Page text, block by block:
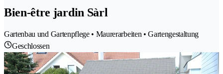
Bien-être jardin Sàrl
Gartenbau und Gartenpflege • Maurerarbeiten • Gartengestaltung
Geschlossen